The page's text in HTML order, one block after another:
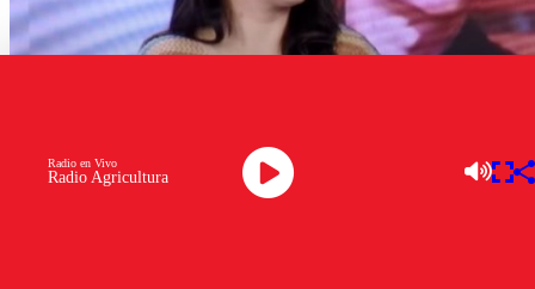
Radio Agricultura
Radio en Vivo